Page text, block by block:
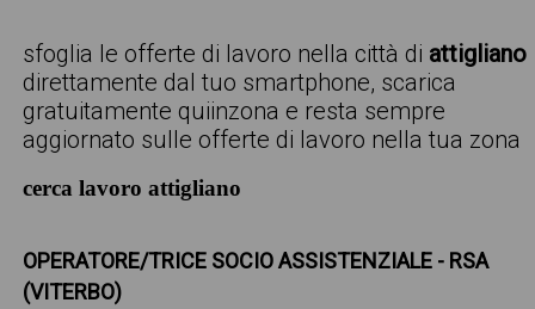
sfoglia le offerte di lavoro nella città di attigliano
direttamente dal tuo smartphone, scarica
gratuitamente quiinzona e resta sempre
aggiornato sulle offerte di lavoro nella tua zona
cerca lavoro attigliano
OPERATORE/TRICE SOCIO ASSISTENZIALE - RSA
(VITERBO)